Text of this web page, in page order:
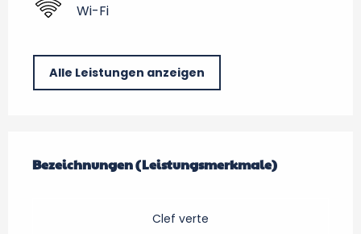
Wi-Fi
Alle Leistungen anzeigen
Bezeichnungen (Leistungsmerkmale)
Bezeichnungen (Leistungsmerkmale)
Clef verte